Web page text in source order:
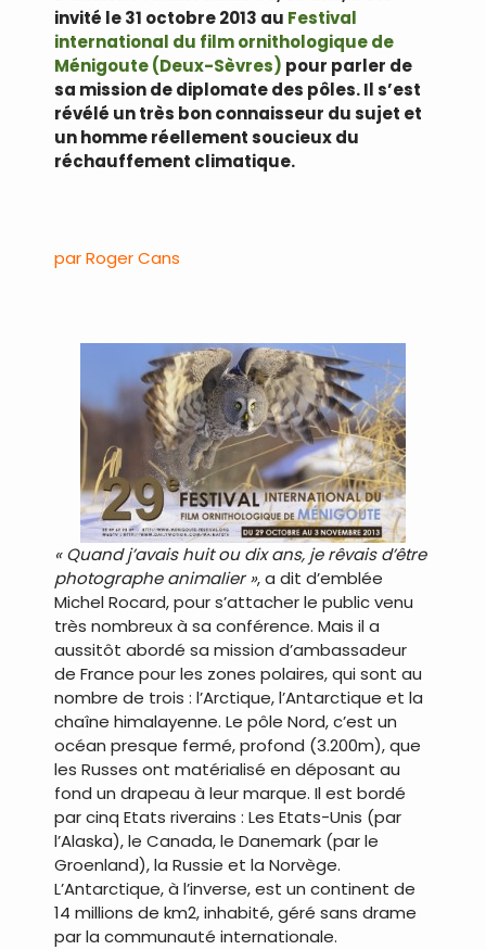
invité le 31 octobre 2013 au Festival
international du film ornithologique de
Ménigoute (Deux-Sèvres) pour parler de
sa mission de diplomate des pôles. Il s’est
révélé un très bon connaisseur du sujet et
un homme réellement soucieux du
réchauffement climatique.
par Roger Cans
« Quand j’avais huit ou dix ans, je rêvais d’être
photographe animalier », a dit d’emblée
Michel Rocard, pour s’attacher le public venu
très nombreux à sa conférence. Mais il a
aussitôt abordé sa mission d’ambassadeur
de France pour les zones polaires, qui sont au
nombre de trois : l’Arctique, l’Antarctique et la
chaîne himalayenne. Le pôle Nord, c’est un
océan presque fermé, profond (3.200m), que
les Russes ont matérialisé en déposant au
fond un drapeau à leur marque. Il est bordé
par cinq Etats riverains : Les Etats-Unis (par
l’Alaska), le Canada, le Danemark (par le
Groenland), la Russie et la Norvège.
L’Antarctique, à l’inverse, est un continent de
14 millions de km2, inhabité, géré sans drame
par la communauté internationale.